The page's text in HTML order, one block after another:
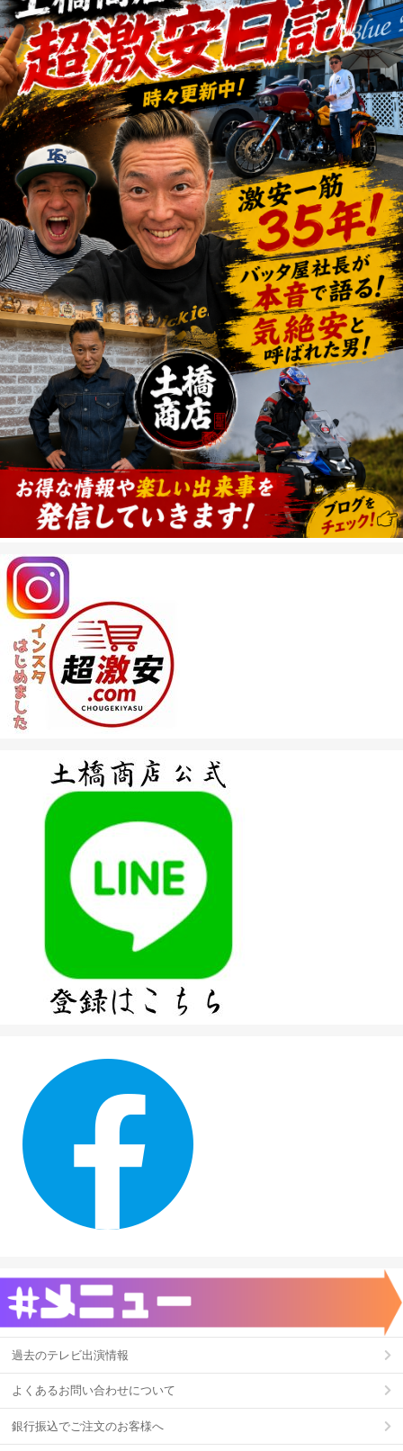
過去のテレビ出演情報
よくあるお問い合わせについて
銀行振込でご注文のお客様へ